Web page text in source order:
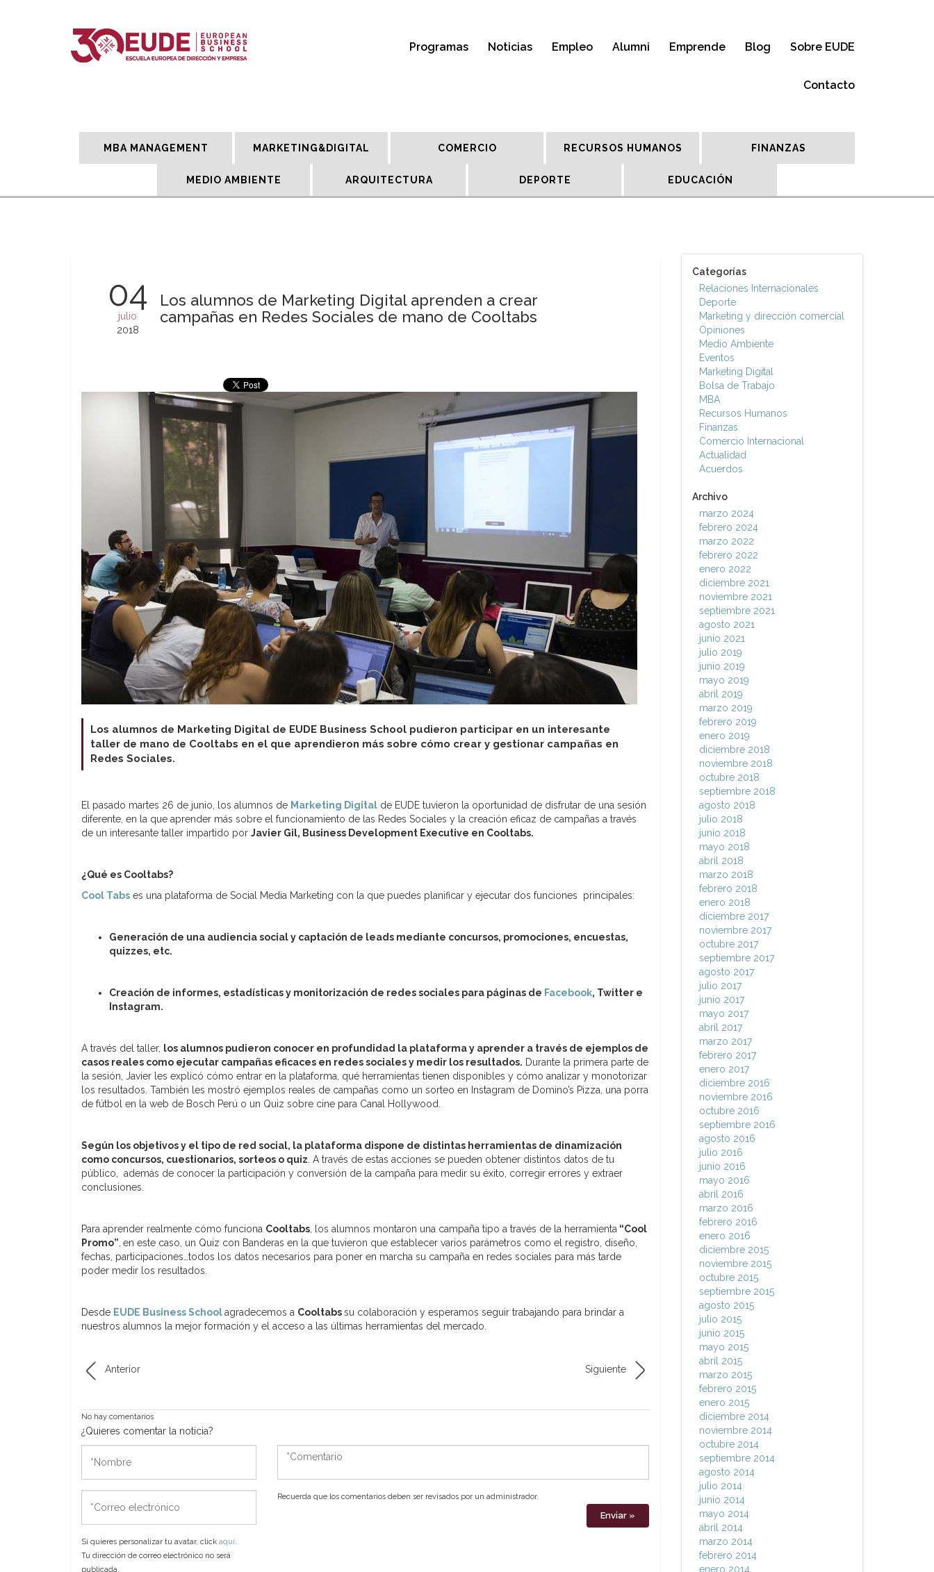
Programas Noticias Empleo Alumni Emprende Blog Sobre EUDE
Contacto
MBA MANAGEMENT MARKETING&DIGITAL COMERCIO RECURSOS HUMANOS FINANZAS
MEDIO AMBIENTE ARQUITECTURA DEPORTE EDUCACIÓN
04
julio
2018
Los alumnos de Marketing Digital aprenden a crear
campañas en Redes Sociales de mano de Cooltabs
Los alumnos de Marketing Digital de EUDE Business School pudieron participar en un interesante
taller de mano de Cooltabs en el que aprendieron más sobre cómo crear y gestionar campañas en
Redes Sociales.
El pasado martes 26 de junio, los alumnos de Marketing Digital de EUDE tuvieron la oportunidad de disfrutar de una sesión
diferente, en la que aprender más sobre el funcionamiento de las Redes Sociales y la creación eficaz de campañas a través
de un interesante taller impartido por Javier Gil, Business Development Executive en Cooltabs.
¿Qué es Cooltabs?
Cool Tabs es una plataforma de Social Media Marketing con la que puedes planificar y ejecutar dos funciones principales:
Generación de una audiencia social y captación de leads mediante concursos, promociones, encuestas,
quizzes, etc.
Creación de informes, estadísticas y monitorización de redes sociales para páginas de Facebook, Twitter e
Instagram.
A través del taller, los alumnos pudieron conocer en profundidad la plataforma y aprender a través de ejemplos de
casos reales como ejecutar campañas eficaces en redes sociales y medir los resultados. Durante la primera parte de
la sesión, Javier les explicó cómo entrar en la plataforma, qué herramientas tienen disponibles y cómo analizar y monotorizar
los resultados. También les mostró ejemplos reales de campañas como un sorteo en Instagram de Domino’s Pizza, una porra
de fútbol en la web de Bosch Perú o un Quiz sobre cine para Canal Hollywood.
Según los objetivos y el tipo de red social, la plataforma dispone de distintas herramientas de dinamización
como concursos, cuestionarios, sorteos o quiz . A través de estas acciones se pueden obtener distintos datos de tu
público, además de conocer la participación y conversión de la campaña para medir su éxito, corregir errores y extraer
conclusiones.
Para aprender realmente cómo funciona Cooltabs , los alumnos montaron una campaña tipo a través de la herramienta “Cool
Promo” en este caso, un Quiz con Banderas en la que tuvieron que establecer varios parámetros como el registro, diseño,
fechas, participaciones…todos los datos necesarios para poner en marcha su campaña en redes sociales para más tarde
poder medir los resultados.
Desde EUDE Business Schoolagradecemos a Cooltabssu colaboración y esperamos seguir trabajando para brindar a
nuestros alumnos la mejor formación y el acceso a las últimas herramientas del mercado.
Anterior Siguiente
No hay comentarios
¿Quieres comentar la noticia?
electrónico
Si quieres personalizar tu avatar, click aquí.
Tu dirección de correo electrónico no será
publicada.
*Comentario
Recuerda que los comentarios deben ser revisados por un administrador.
Categorías
Relaciones Internacionales
Deporte
Marketing y dirección comercial
Opiniones
Medio Ambiente
Eventos
Marketing Digital
Bolsa de Trabajo
MBA
Recursos Humanos
Finanzas
Comercio Internacional
Actualidad
Acuerdos
Archivo
marzo 2024
febrero 2024
marzo 2022
febrero 2022
enero 2022
diciembre 2021
noviembre 2021
septiembre 2021
agosto 2021
junio 2021
julio 2019
junio 2019
mayo 2019
abril 2019
marzo 2019
febrero 2019
enero 2019
diciembre 2018
noviembre 2018
octubre 2018
septiembre 2018
agosto 2018
julio 2018
junio 2018
mayo 2018
abril 2018
marzo 2018
febrero 2018
enero 2018
diciembre 2017
noviembre 2017
octubre 2017
septiembre 2017
agosto 2017
julio 2017
junio 2017
mayo 2017
abril 2017
marzo 2017
febrero 2017
enero 2017
diciembre 2016
noviembre 2016
octubre 2016
septiembre 2016
agosto 2016
julio 2016
junio 2016
mayo 2016
abril 2016
marzo 2016
febrero 2016
enero 2016
diciembre 2015
noviembre 2015
octubre 2015
septiembre 2015
agosto 2015
julio 2015
junio 2015
mayo 2015
abril 2015
marzo 2015
febrero 2015
enero 2015
diciembre 2014
noviembre 2014
octubre 2014
septiembre 2014
agosto 2014
julio 2014
junio 2014
mayo 2014
abril 2014
marzo 2014
febrero 2014
enero 2014